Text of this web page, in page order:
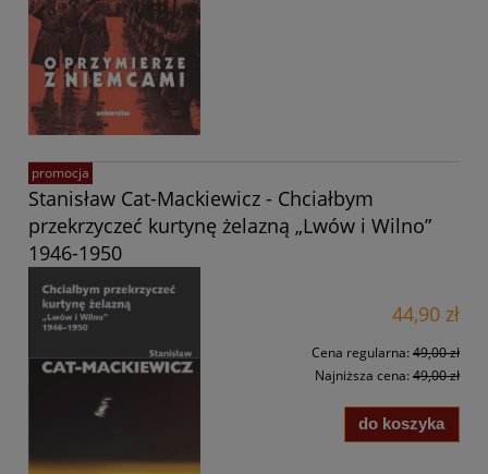
Stanisław Cat-Mackiewicz - Chciałbym
przekrzyczeć kurtynę żelazną „Lwów i Wilno”
1946-1950
44,90 zł
Cena regularna: 49,00 zł
Najniższa cena: 49,00 zł
do koszyka
promocja